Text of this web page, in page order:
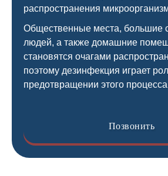
распространения
Общественные места, большие
людей, а также домашние
становятся очагами
поэтому дезинфекция играет
предотвращении этого
Позвонить